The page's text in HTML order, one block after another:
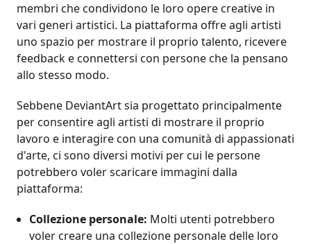
membri che condividono le loro opere creative in
vari generi artistici. La piattaforma offre agli artisti
uno spazio per mostrare il proprio talento, ricevere
feedback e connettersi con persone che la pensano
allo stesso modo.
Sebbene DeviantArt sia progettato principalmente
per consentire agli artisti di mostrare il proprio
lavoro e interagire con una comunità di appassionati
d'arte, ci sono diversi motivi per cui le persone
potrebbero voler scaricare immagini dalla
piattaforma:
Collezione personale: Molti utenti potrebbero
voler creare una collezione personale delle loro